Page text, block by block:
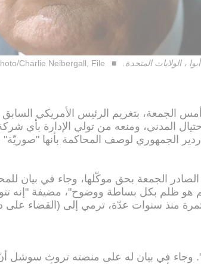
، الولايات المتحدة. Charlie Neibergall, File
الجمعة، بتغريم الرئيس الأمريكي السابق
بتهمة الاحتيال المدني، ومنعه من تولي الإدارة بأي
الملياردير الجمهوري لوصف المحاكمة بأنها
الجمعة بحق موكّلها، وجاء في بيان
هو ظلم بكل بساطة ووضوح"، مضيفة "إنه
منذ سنوات عدّة، ترمي إلى (القضاء على
وجاء في بيان له على منصته تروث سوشل